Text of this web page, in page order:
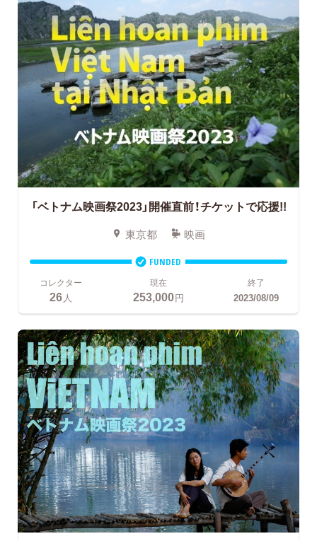
「ベトナム映画祭2023」開催直前！チケットで応援!!
東京都 映画
FUNDED
コレクター
26人
現在
253,000円
終了
2023/08/09